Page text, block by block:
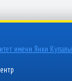
имени Янки Купалы